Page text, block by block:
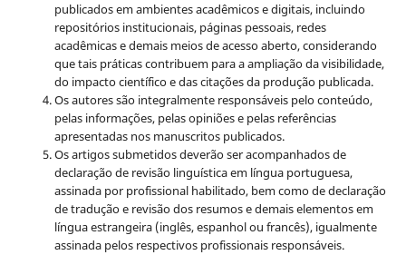
publicados em ambientes acadêmicos e digitais, incluindo
repositórios institucionais, páginas pessoais, redes
acadêmicas e demais meios de acesso aberto, considerando
que tais práticas contribuem para a ampliação da visibilidade,
do impacto científico e das citações da produção publicada.
Os autores são integralmente responsáveis pelo conteúdo,
pelas informações, pelas opiniões e pelas referências
apresentadas nos manuscritos publicados.
Os artigos submetidos deverão ser acompanhados de
declaração de revisão linguística em língua portuguesa,
assinada por profissional habilitado, bem como de declaração
de tradução e revisão dos resumos e demais elementos em
língua estrangeira (inglês, espanhol ou francês), igualmente
assinada pelos respectivos profissionais responsáveis.